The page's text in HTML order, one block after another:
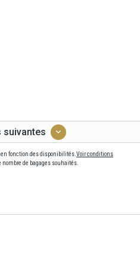
suivantes
fonction des disponibilités. Voir conditions
de bagages souhaités.